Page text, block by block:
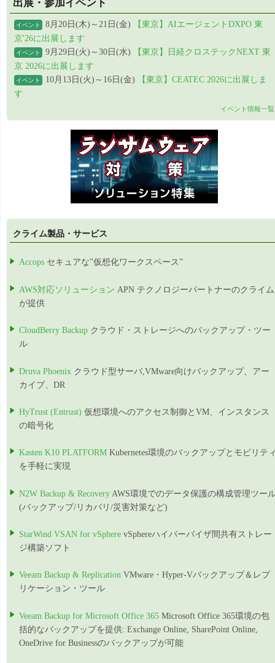
出展・参加イベント
イベント 8月20日(木)～21日(金)
【東京】AIエージェントDXPO 東
京'26に出展します
イベント 9月29日(火)～30日(水)
【東京】日経クロステックNEXT 東
京 2026に出展します
イベント 10月13日(火)～16日(金)
【東京】CEATEC 2026に出展しま
す
イベント情報一覧
クライム製品・サービス
Accops セキュアな”仮想化ワークスペース”
AWS対応ソリューション APN テクノロジーパートナーのクライム
が提供
CloudBerry Backup クラウド・ストレージへのバックアップ・ツー
ル
Druva Phoenix クラウド型サーバ,VMware向けバックアップ、アー
カイブ、DR
HyTrust (Entrust) 仮想環境へのアクセス制御とVM、インスタンス
の暗号化
Kasten K10 PLATFORM Kubernetes環境のバックアップとモビリテ
を手軽に実現
N2W Backup & Recovery AWS環境でのデータ保護の構成管理ツー
(バックアップ/リカバリ/災害対策など)
StarWind VSAN for vSphere vSphereハイパーバイザ間共有ストレー
ジ構築ソフト
Veeam Backup & Replication VMware・Hyper-Vバックアップ＆レプ
リケーション・ツール
Veeam Backup for Microsoft Office 365 Microsoft Office 365環境の包
括的なバックアップを提供: Exchange Online, SharePoint Online,
OneDrive for Businessのバックアップが可能